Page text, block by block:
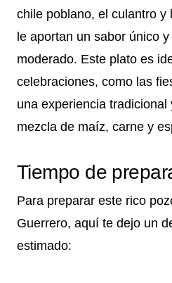
chile poblano, el culantro y
le aportan un sabor único
moderado. Este plato es
celebraciones, como las
una experiencia
mezcla de maíz, carne y
Tiempo de
Para preparar este rico
Guerrero, aquí te dejo un
estimado: